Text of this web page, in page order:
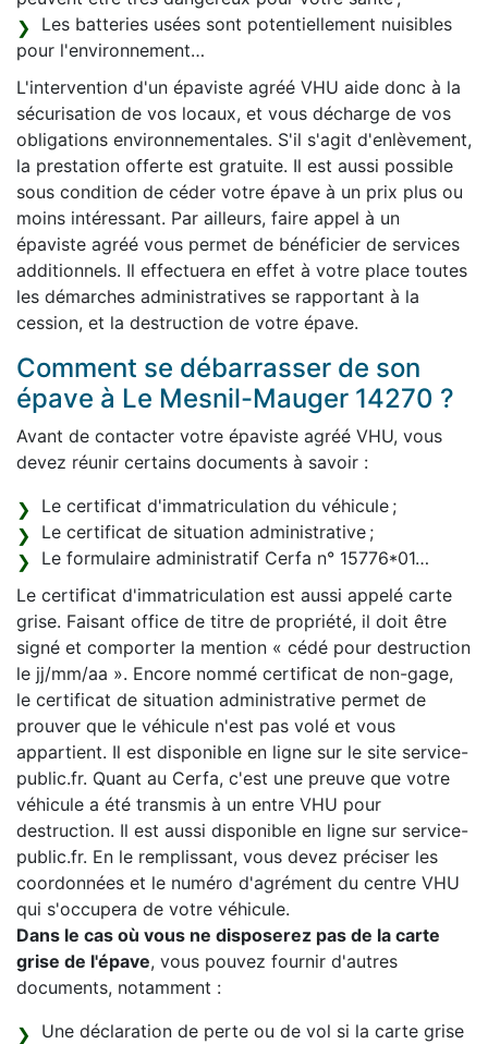
Les batteries usées sont potentiellement nuisibles
pour l'environnement…
L'intervention d'un épaviste agréé VHU aide donc à la
sécurisation de vos locaux, et vous décharge de vos
obligations environnementales. S'il s'agit d'enlèvement,
la prestation offerte est gratuite. Il est aussi possible
sous condition de céder votre épave à un prix plus ou
moins intéressant. Par ailleurs, faire appel à un
épaviste agréé vous permet de bénéficier de services
additionnels. Il effectuera en effet à votre place toutes
les démarches administratives se rapportant à la
cession, et la destruction de votre épave.
Comment se débarrasser de son
épave à Le Mesnil-Mauger 14270 ?
Avant de contacter votre épaviste agréé VHU, vous
devez réunir certains documents à savoir :
Le certificat d'immatriculation du véhicule ;
Le certificat de situation administrative ;
Le formulaire administratif Cerfa n° 15776*01…
Le certificat d'immatriculation est aussi appelé carte
grise. Faisant office de titre de propriété, il doit être
signé et comporter la mention « cédé pour destruction
le jj/mm/aa ». Encore nommé certificat de non-gage,
le certificat de situation administrative permet de
prouver que le véhicule n'est pas volé et vous
appartient. Il est disponible en ligne sur le site service-
public.fr. Quant au Cerfa, c'est une preuve que votre
véhicule a été transmis à un entre VHU pour
destruction. Il est aussi disponible en ligne sur service-
public.fr. En le remplissant, vous devez préciser les
coordonnées et le numéro d'agrément du centre VHU
qui s'occupera de votre véhicule.
Dans le cas où vous ne disposerez pas de la carte
grise de l'épave, vous pouvez fournir d'autres
documents, notamment :
Une déclaration de perte ou de vol si la carte grise